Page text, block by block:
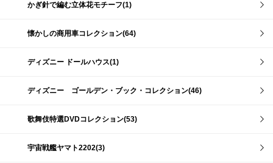
かぎ針で編む立体花モチーフ(1)
懐かしの商用車コレクション(64)
ディズニー ドールハウス(1)
ディズニー ゴールデン・ブック・コレクション(46)
歌舞伎特選DVDコレクション(53)
宇宙戦艦ヤマト2202(3)